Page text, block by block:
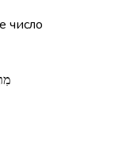
число